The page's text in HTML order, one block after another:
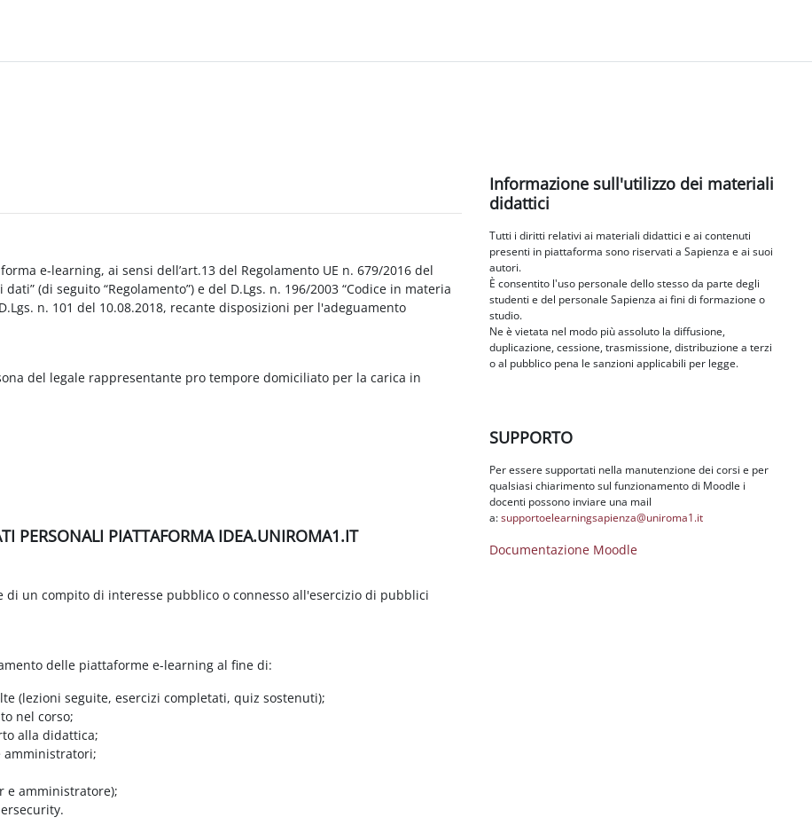
e-learning, ai sensi dell’art.13 del Regolamento UE n. 679/2016 del
(di seguito “Regolamento”) e del D.Lgs. n. 196/2003 “Codice in materia
n. 101 del 10.08.2018, recante disposizioni per l'adeguamento
del legale rappresentante pro tempore domiciliato per la carica in
PERSONALI PIATTAFORMA IDEA.UNIROMA1.IT
di un compito di interesse pubblico o connesso all'esercizio di pubblici
delle piattaforme e-learning al fine di:
(lezioni seguite, esercizi completati, quiz sostenuti);
nel corso;
alla didattica;
amministratori;
e amministratore);
Blocchi
Informazione sull'utilizzo dei materiali
didattici
Tutti i diritti relativi ai materiali didattici e ai contenuti
presenti in piattaforma sono riservati a Sapienza e ai suoi
autori.
È consentito l'uso personale dello stesso da parte degli
studenti e del personale Sapienza ai fini di formazione o
studio.
Ne è vietata nel modo più assoluto la diffusione,
duplicazione, cessione, trasmissione, distribuzione a terzi
o al pubblico pena le sanzioni applicabili per legge.
SUPPORTO
Per essere supportati nella manutenzione dei corsi e per
qualsiasi chiarimento sul funzionamento di Moodle i
docenti possono inviare una mail
a:supportoelearningsapienza@uniroma1.it
Documentazione Moodle